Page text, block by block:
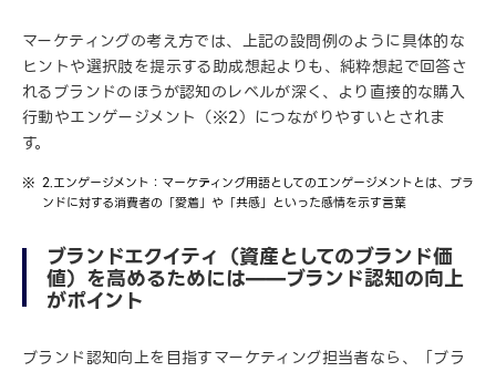
マーケティングの考え方では、上記の設問例のように具体的な
ヒントや選択肢を提示する助成想起よりも、純粋想起で回答さ
れるブランドのほうが認知のレベルが深く、より直接的な購入
行動やエンゲージメント（※2）につながりやすいとされま
す。
2.エンゲージメント：マーケティング用語としてのエンゲージメントとは、ブラ
ンドに対する消費者の「愛着」や「共感」といった感情を示す言葉
ブランドエクイティ（資産としてのブランド価
値）を高めるためには——ブランド認知の向上
がポイント
ブランド認知向上を目指すマーケティング担当者なら、「ブラ